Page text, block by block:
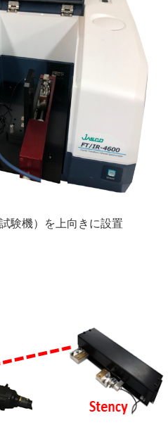
験機）を上向きに設置